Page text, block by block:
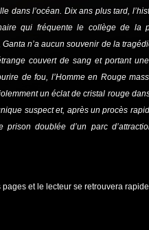
dans l’océan. Dix ans plus tard,
qui fréquente le collège de la
n’a aucun souvenir de la
couvert de sang et portant
de fou, l’Homme en Rouge
un éclat de cristal rouge
suspect et, après un procès
prison doublée d’un parc
et le lecteur se retrouvera